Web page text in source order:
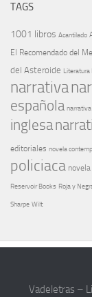
TAGS
1001 libros Acantilado
El Recomendado del
del Asteroide Literatura
narrativa
española
inglesa
editoriales novela
policiaca
Reservoir Books Roja y
Sharpe Wilt
Vadeletras –